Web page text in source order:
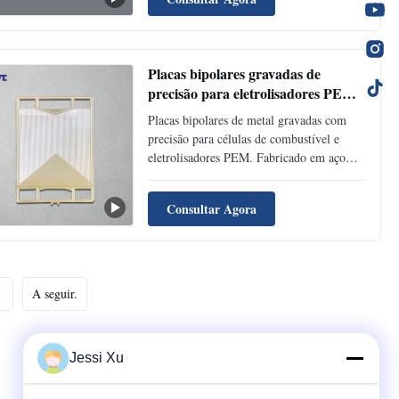
bordas sem rebarbas e designs
Placas bipolares gravadas de
precisão para eletrolisadores PEM e
células de combustível
Placas bipolares de metal gravadas com
precisão para células de combustível e
eletrolisadores PEM. Fabricado em aço
com alta precisão dimensional, excelente
resistência à corrosão e designs de campo
de fluxo personalizáveis ​​para aplicações de
Consultar Agora
A seguir.
Jessi Xu